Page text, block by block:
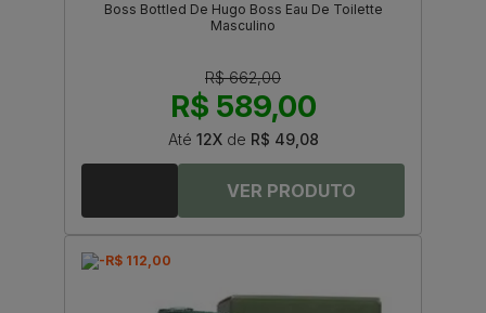
Boss Bottled De Hugo Boss Eau De Toilette
Masculino
R$ 662,00
R$ 589,00
Até 12Xde R$ 49,08
-R$ 112,00